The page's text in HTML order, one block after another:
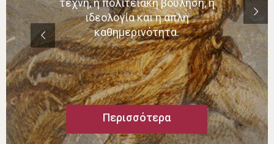
Εκτός από τα ίδια τα γραμματόσημα
ως τελικό προϊόν της καλλιτεχνικής
εργασίας, φυλάσσονται και
εκτίθενται τα πρωτότυπα σχέδια,
ακουαρέλλες, χαρακτικά, σχέδια κλπ.
των καλλιτεχνών...